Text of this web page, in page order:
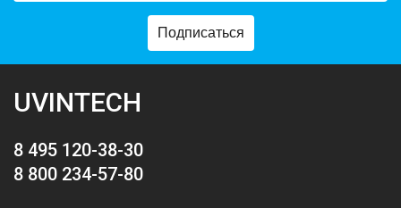
Подписаться
UVINTECH
8 495 120-38-30
8 800 234-57-80